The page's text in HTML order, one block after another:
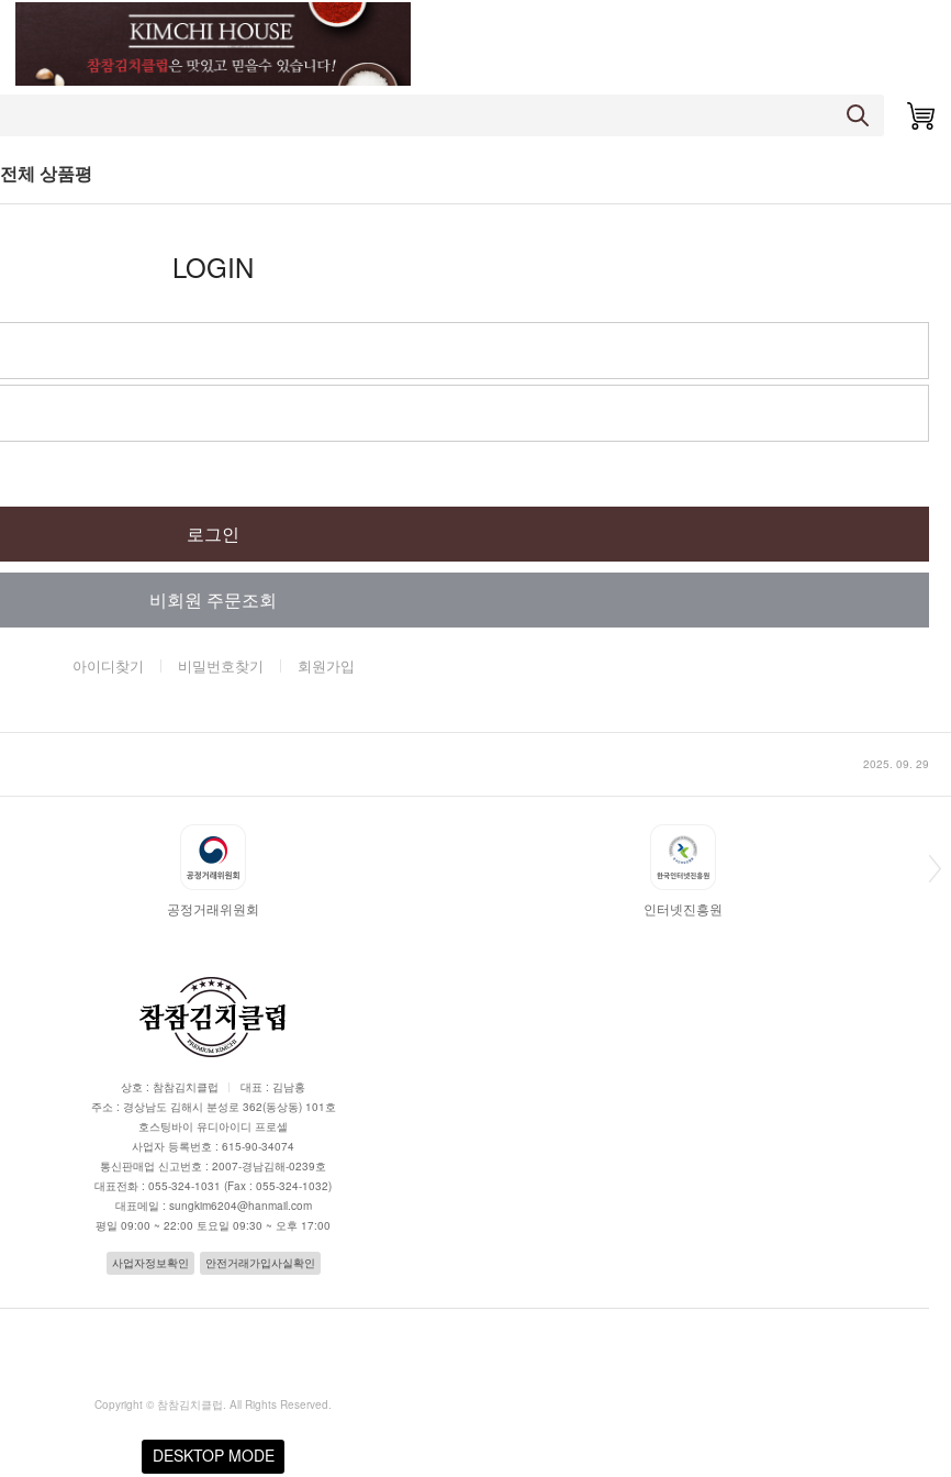
전체 상품평
LOGIN
로그인
비회원 주문조회
아이디찾기 비밀번호찾기 회원가입
2025. 09. 29
공정거래위원회 인터넷진흥원
상호 : 참참김치클럽
대표 : 김남홍
주소 : 경상남도 김해시 분성로 362(동상동) 101호
호스팅바이 유디아이디 프로셀
사업자 등록번호 : 615-90-34074
통신판매업 신고번호 : 2007-경남김해-0239호
대표전화 : 055-324-1031 (Fax : 055-324-1032)
대표메일 : sungkim6204@hanmail.com
평일 09:00 ~ 22:00 토요일 09:30 ~ 오후 17:00
사업자정보확인 안전거래가입사실확인
Copyright © 참참김치클럽. All Rights Reserved.
DESKTOP MODE